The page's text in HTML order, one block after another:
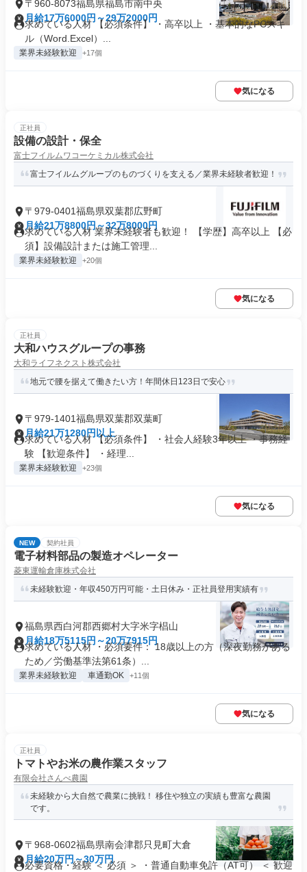
〒960-8073福島県福島市南中央
月給17万6000円～29万2000円
求めている人材 【必須条件】 ・高卒以上 ・基本的なPCスキ
ル（Word.Excel）...
業界未経験歓迎 +17個
気になる
正社員
設備の設計・保全
富士フイルムワコーケミカル株式会社
富士フイルムグループのものづくりを支える／業界未経験者歓迎！
〒979-0401福島県双葉郡広野町
月給21万8800円～32万8000円
求めている人材 業界未経験者も歓迎！ 【学歴】高卒以上 【必
須】設備設計または施工管理...
業界未経験歓迎 +20個
気になる
正社員
大和ハウスグループの事務
大和ライフネクスト株式会社
地元で腰を据えて働きたい方！年間休日123日で安心
〒979-1401福島県双葉郡双葉町
月給21万1280円以上
求めている人材 【必須条件】 ・社会人経験3年以上 ・事務経
験 【歓迎条件】 ・経理...
業界未経験歓迎 +23個
気になる
NEW 契約社員
電子材料部品の製造オペレーター
菱東運輸倉庫株式会社
未経験歓迎・年収450万円可能・土日休み・正社員登用実績有
福島県西白河郡西郷村大字米字椙山
月給18万5115円～20万7915円
求めている人材 ・必須要件： 18歳以上の方（深夜勤務がある
ため／労働基準法第61条）...
業界未経験歓迎 車通勤OK +11個
気になる
正社員
トマトやお米の農作業スタッフ
有限会社さんべ農園
未経験から大自然で農業に挑戦！ 移住や独立の実績も豊富な農園
です。
〒968-0602福島県南会津郡只見町大倉
月給20万円～30万円
必要資格・経験 ＜ 必須 ＞ ・普通自動車免許（AT可） ＜ 歓迎